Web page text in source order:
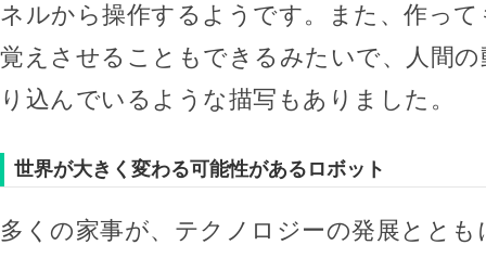
ネルから操作するようです。また、作っ
覚えさせることもできるみたいで、人間
り込んでいるような描写もありました。
世界が大きく変わる可能性があるロボット
多くの家事が、テクノロジーの発展とと